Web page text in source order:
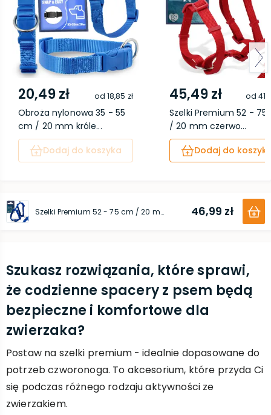
20,49 zł od 18,85 zł
Obroża nylonowa 35 - 55
cm / 20 mm króle...
Dodaj do koszyka
45,49 zł od
Szelki Premium 52 - 75
/ 20 mm czerwo...
Dodaj do
Szelki Premium 52 - 75 cm / 20 mm królewski niebieski 46,99 zł
Szukasz rozwiązania, które sprawi,
że codzienne spacery z psem będą
bezpieczne i komfortowe dla
zwierzaka?
Postaw na szelki premium - idealnie dopasowane do
potrzeb czworonoga. To akcesorium, które przyda Ci
się podczas różnego rodzaju aktywności ze
zwierzakiem.